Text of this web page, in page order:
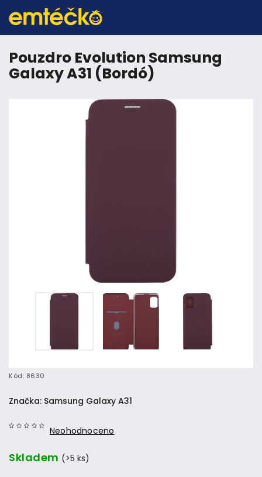
Pouzdro Evolution Samsung
Galaxy A31 (Bordó)
Kód: 8630
Neohodnoceno
Značka: Samsung Galaxy A31
Skladem (>5 ks)